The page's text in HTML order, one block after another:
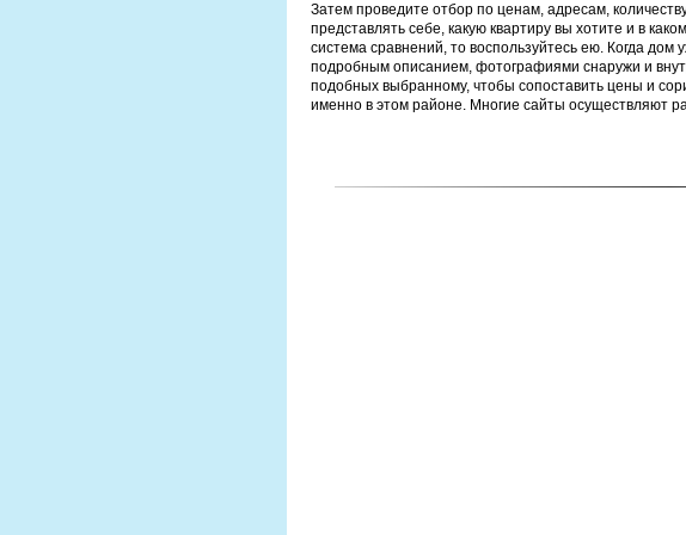
Затем проведите отбор по ценам, адресам,
представлять себе, какую квартиру вы хотите и в
система сравнений, то воспользуйтесь ею. Когда дом
подробным описанием, фотографиями снаружи и
подобных выбранному, чтобы сопоставить цены и
именно в этом районе. Многие сайты осуществляют